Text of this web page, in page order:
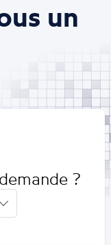
un
?